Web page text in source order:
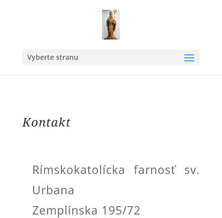
Vyberte stranu
Kontakt
Rímskokatolícka farnosť sv.
Urbana
Zemplínska 195/72